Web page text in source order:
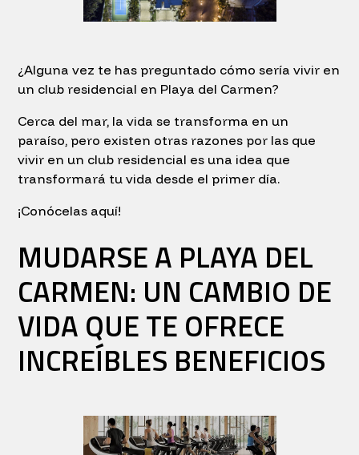
¿Alguna vez te has preguntado cómo sería vivir en
un club residencial en Playa del Carmen?
Cerca del mar, la vida se transforma en un
paraíso, pero existen otras razones por las que
vivir en un club residencial es una idea que
transformará tu vida desde el primer día.
¡Conócelas aquí!
MUDARSE A PLAYA DEL
CARMEN: UN CAMBIO DE
VIDA QUE TE OFRECE
INCREÍBLES BENEFICIOS